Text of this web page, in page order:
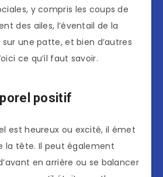
y compris les coups de
des ailes, l’éventail de la
une patte, et bien d’autres
ce qu’il faut savoir.
positif
est heureux ou excité, il émet
la tête. Il peut également
en arrière ou se balancer